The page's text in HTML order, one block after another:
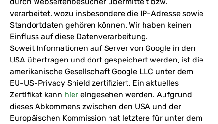
verarbeitet, wozu insbesondere die IP-Adresse sowie
Standortdaten gehören können. Wir haben keinen
Einfluss auf diese Datenverarbeitung.
Soweit Informationen auf Server von Google in den
USA übertragen und dort gespeichert werden, ist die
amerikanische Gesellschaft Google LLC unter dem
EU-US-Privacy Shield zertifiziert. Ein aktuelles
Zertifikat kann hier eingesehen werden. Aufgrund
dieses Abkommens zwischen den USA und der
Europäischen Kommission hat letztere für unter dem